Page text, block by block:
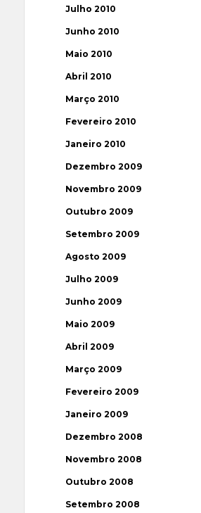
Julho 2010
Junho 2010
Maio 2010
Abril 2010
Março 2010
Fevereiro 2010
Janeiro 2010
Dezembro 2009
Novembro 2009
Outubro 2009
Setembro 2009
Agosto 2009
Julho 2009
Junho 2009
Maio 2009
Abril 2009
Março 2009
Fevereiro 2009
Janeiro 2009
Dezembro 2008
Novembro 2008
Outubro 2008
Setembro 2008